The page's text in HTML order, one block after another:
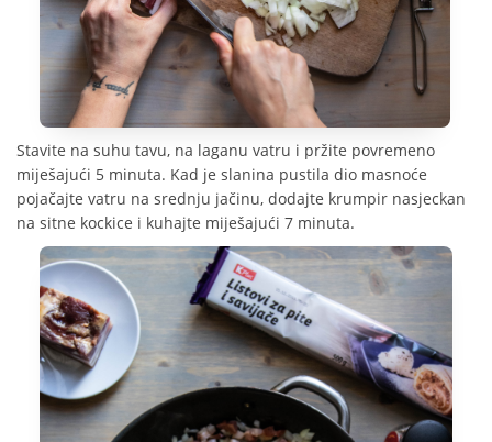
Stavite na suhu tavu, na laganu vatru i pržite povremeno
miješajući 5 minuta. Kad je slanina pustila dio masnoće
pojačajte vatru na srednju jačinu, dodajte krumpir nasjeckan
na sitne kockice i kuhajte miješajući 7 minuta.